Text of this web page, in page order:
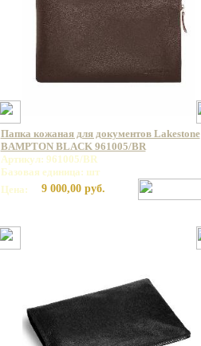
Папка кожаная для документов Lakestone
BAMPTON BLACK 961005/BR
Артикул: 961005/BR
Базовая единица: шт
Цена:
9 000,00 руб.